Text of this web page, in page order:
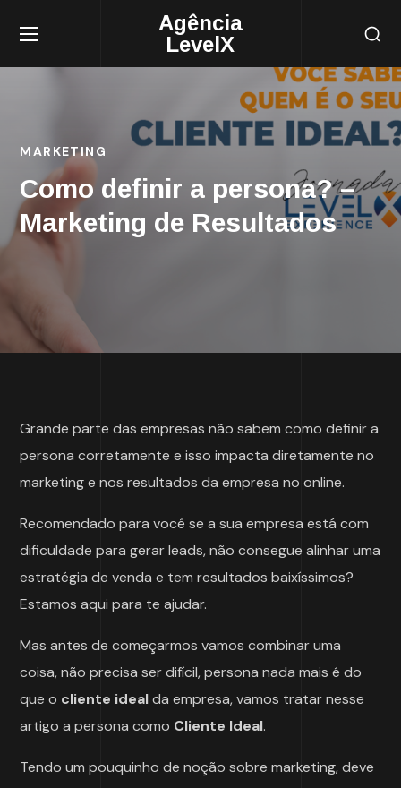
Agência
LevelX
MARKETING
Como definir a persona? –
Marketing de Resultados
Grande parte das empresas não sabem como definir a
persona corretamente e isso impacta diretamente no
marketing e nos resultados da empresa no online.
Recomendado para você se a sua empresa está com
dificuldade para gerar leads, não consegue alinhar uma
estratégia de venda e tem resultados baixíssimos?
Estamos aqui para te ajudar.
Mas antes de começarmos vamos combinar uma
coisa, não precisa ser difícil, persona nada mais é do
que o cliente idealda empresa, vamos tratar nesse
artigo a persona como Cliente Ideal.
Tendo um pouquinho de noção sobre marketing, deve